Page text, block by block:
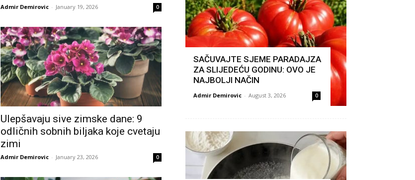
Admir Demirovic - January 19, 2026 0
Ulepšavaju sive zimske dane: 9
odličnih sobnih biljaka koje cvetaju
zimi
Admir Demirovic - January 23, 2026 0
SAČUVAJTE SJEME PARADAJZA
ZA SLIJEDEĆU GODINU: OVO JE
NAJBOLJI NAČIN
Admir Demirovic - August 3, 2026 0